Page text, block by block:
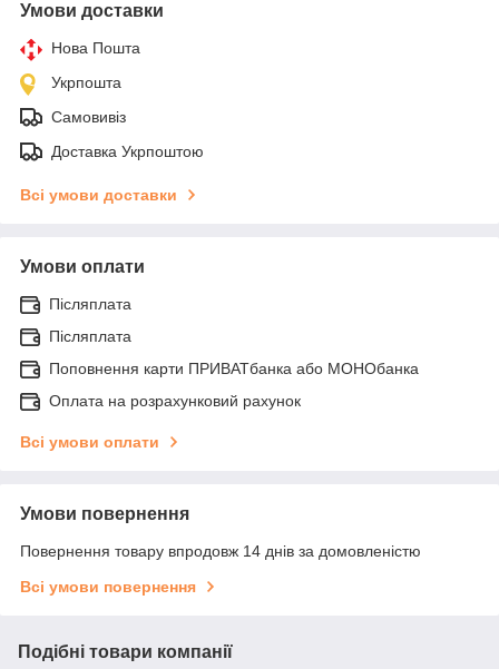
Умови доставки
Нова Пошта
Укрпошта
Самовивіз
Доставка Укрпоштою
Всі умови доставки
Умови оплати
Післяплата
Післяплата
Поповнення карти ПРИВАТбанка або МОНОбанка
Оплата на розрахунковий рахунок
Всі умови оплати
Умови повернення
Повернення товару впродовж 14 днів за домовленістю
Всі умови повернення
Подібні товари компанії